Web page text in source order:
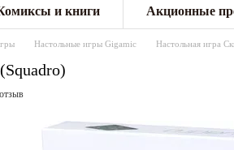
и книги Акционные
Настольные игры Gigamic Настольная игра